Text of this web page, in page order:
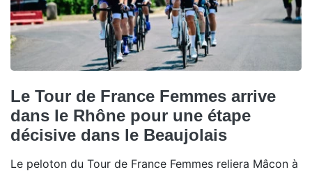
Le Tour de France Femmes arrive
dans le Rhône pour une étape
décisive dans le Beaujolais
Le peloton du Tour de France Femmes reliera Mâcon à